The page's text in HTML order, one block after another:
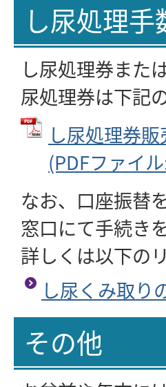
し尿処理
し尿処理券また
尿処理券は下記
し尿処理券
(PDFファイ
なお、口座振替
窓口にて手続き
詳しくは以下の
し尿くみ取り
その他